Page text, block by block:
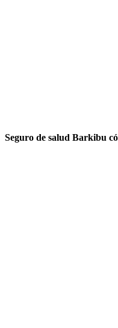
Seguro de salud Barkibu